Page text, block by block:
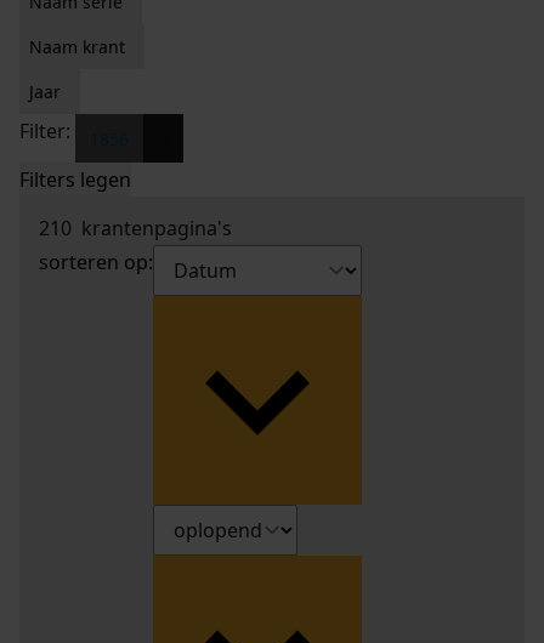
Naam krant
Jaar
Filter:
Filters legen
210 krantenpagina's
sorteren op: